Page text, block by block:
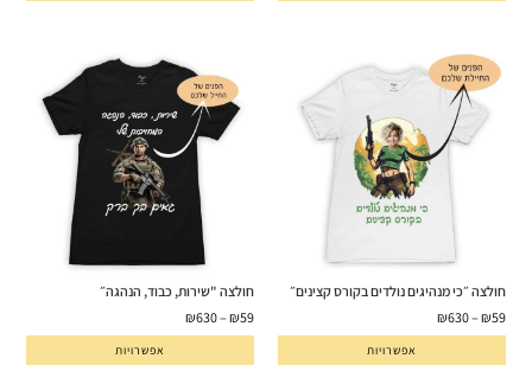
חולצה ״כי מנהיגים נולדים בקורס קצינים״
₪59
–
₪630
אפשרויות
חולצה "שירות, כבוד, הנהגה״
₪59
–
₪630
אפשרויות